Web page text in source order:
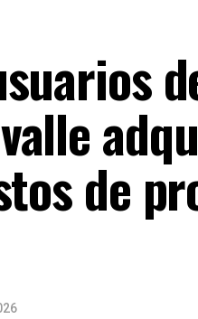
de